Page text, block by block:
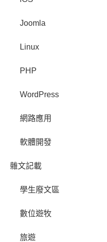
Joomla
Linux
PHP
WordPress
網路應用
軟體開發
雜文記載
學生廢文區
數位遊牧
旅遊